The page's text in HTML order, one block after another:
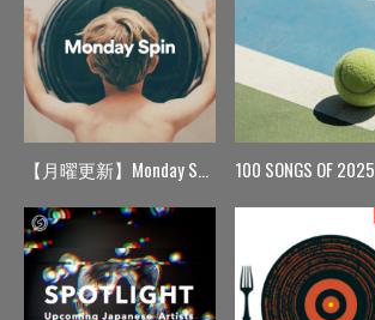
【月曜更新】Monday Spin 100 SONGS OF 2025